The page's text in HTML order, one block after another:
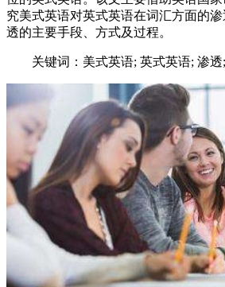
究美式英语对英式英语在词汇方面的
透的主要手段、方式及过程。
关键词：美式英语; 英式英语; 渗透;